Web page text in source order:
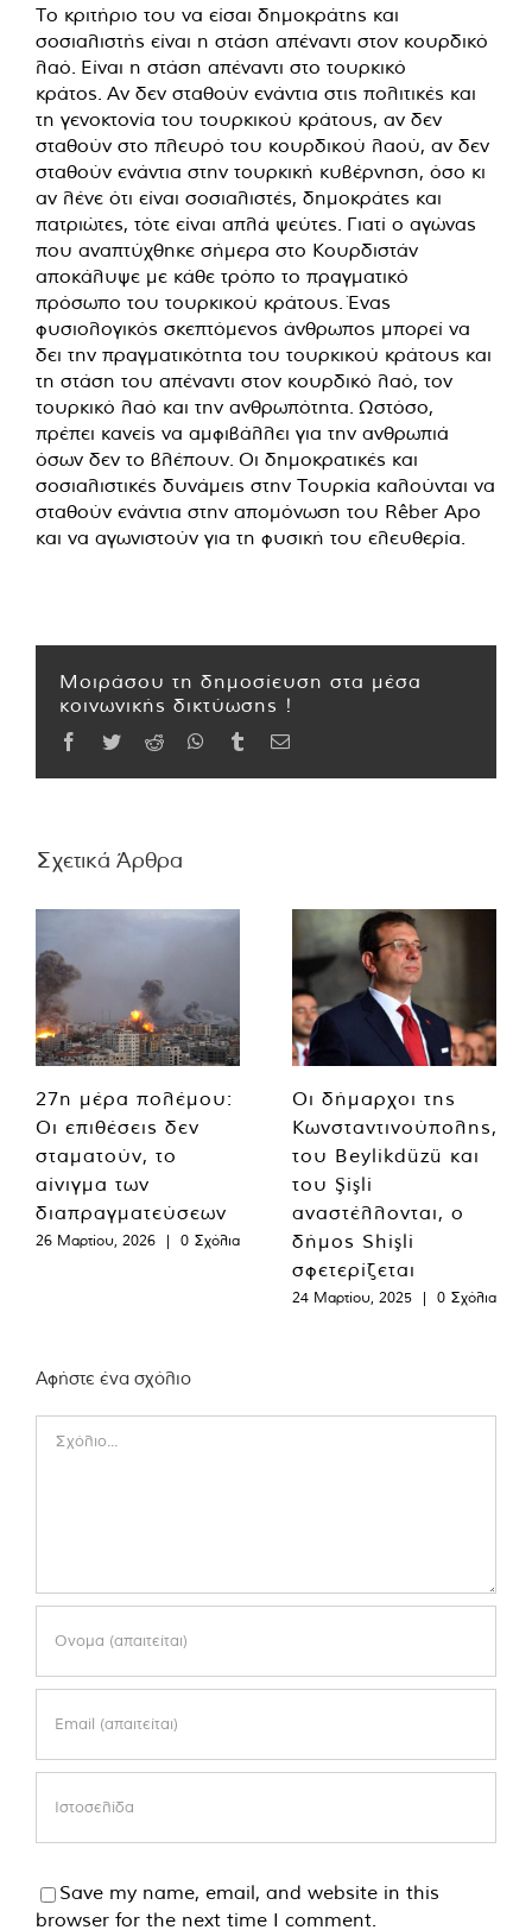
Το κριτήριο του να είσαι δημοκράτης και
σοσιαλιστής είναι η στάση απέναντι στον κουρδικό
λαό. Είναι η στάση απέναντι στο τουρκικό
κράτος. Αν δεν σταθούν ενάντια στις πολιτικές και
τη γενοκτονία του τουρκικού κράτους, αν δεν
σταθούν στο πλευρό του κουρδικού λαού, αν δεν
σταθούν ενάντια στην τουρκική κυβέρνηση, όσο κι
αν λένε ότι είναι σοσιαλιστές, δημοκράτες και
πατριώτες, τότε είναι απλά ψεύτες. Γιατί ο αγώνας
που αναπτύχθηκε σήμερα στο Κουρδιστάν
αποκάλυψε με κάθε τρόπο το πραγματικό
πρόσωπο του τουρκικού κράτους. Ένας
φυσιολογικός σκεπτόμενος άνθρωπος μπορεί να
δει την πραγματικότητα του τουρκικού κράτους και
τη στάση του απέναντι στον κουρδικό λαό, τον
τουρκικό λαό και την ανθρωπότητα. Ωστόσο,
πρέπει κανείς να αμφιβάλλει για την ανθρωπιά
όσων δεν το βλέπουν. Οι δημοκρατικές και
σοσιαλιστικές δυνάμεις στην Τουρκία καλούνται να
σταθούν ενάντια στην απομόνωση του Rêber Apo
και να αγωνιστούν για τη φυσική του ελευθερία.
Μοιράσου τη δημοσίευση στα μέσα
κοινωνικής δικτύωσης !
Facebook
TwitterReddit WhatsApp
TumblrEmail
Σχετικά Άρθρα
27η μέρα πολέμου:
Οι επιθέσεις δεν
σταματούν, το
αίνιγμα των
διαπραγματεύσεων
26 Μαρτίου, 2026 | 0 Σχόλια
Οι δήμαρχοι της
Κωνσταντινούπολης,
του Beylikdüzü και
του Şişli
αναστέλλονται, ο
δήμος Shişli
σφετερίζεται
24 Μαρτίου, 2025 | 0 Σχόλια
Αφήστε ένα σχόλιο
Save my name, email, and website in this
browser for the next time I comment.